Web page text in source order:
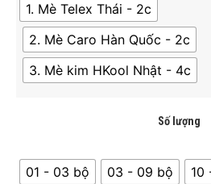
1. Mè Telex Thái - 2c
2. Mè Caro Hàn Quốc - 2c
3. Mè kim HKool Nhật - 4c
Số lượng
01 - 03 bộ 03 - 09 bộ
10